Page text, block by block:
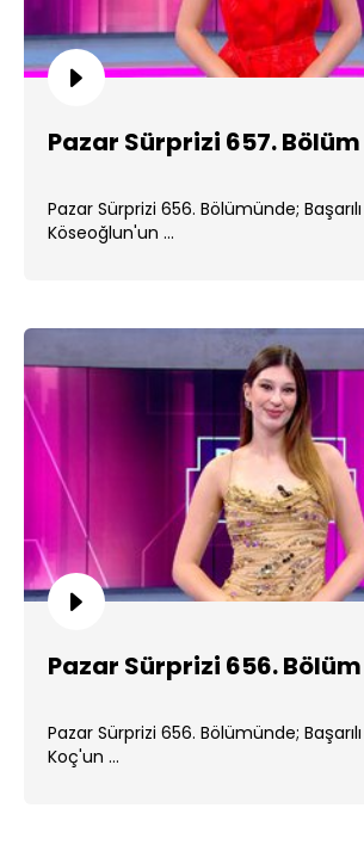
Pazar Sürprizi 657. Bölüm
Pazar Sürprizi 656. Bölümünde;
Köseoğlun'un ...
Pazar Sürprizi 656. Bölüm
Pazar Sürprizi 656. Bölümünde;
Koç'un ...